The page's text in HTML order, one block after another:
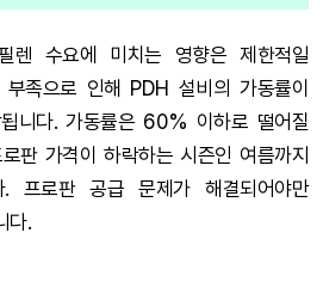
렌 수요에 미치는 영향은 제한적일
족으로 인해 PDH 설비의 가동률이
니다. 가동률은 60% 이하로 떨어질
판 가격이 하락하는 시즌인 여름까지
. 프로판 공급 문제가 해결되어야만
다.